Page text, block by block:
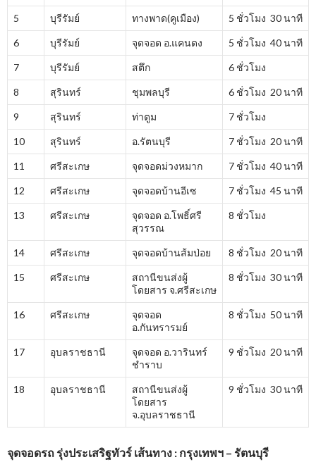
5 บุรีรัมย์ ทางพาด(คูเมือง) 5 ชั่วโมง 30 นาที
6 บุรีรัมย์ จุดจอด อ.แคนดง 5 ชั่วโมง 40 นาที
7 บุรีรัมย์ สตึก 6 ชั่วโมง
8 สุรินทร์ ชุมพลบุรี 6 ชั่วโมง 20 นาที
9 สุรินทร์ ท่าตูม 7 ชั่วโมง
10 สุรินทร์ อ.รัตนบุรี 7 ชั่วโมง 20 นาที
11 ศรีสะเกษ จุดจอดม่วงหมาก 7 ชั่วโมง 40 นาที
12 ศรีสะเกษ จุดจอดบ้านอีเซ 7 ชั่วโมง 45 นาที
13 ศรีสะเกษ
จุดจอด อ.โพธิ์ศรี
สุวรรณ
8 ชั่วโมง
14 ศรีสะเกษ จุดจอดบ้านส้มป่อย 8 ชั่วโมง 20 นาที
15 ศรีสะเกษ
สถานีขนส่งผู้
โดยสาร จ.ศรีสะเกษ
8 ชั่วโมง 30 นาที
16 ศรีสะเกษ
จุดจอด
อ.กันทรารมย์
8 ชั่วโมง 50 นาที
17 อุบลราชธานี
จุดจอด อ.วารินทร์
ชำราบ
9 ชั่วโมง 20 นาที
18 อุบลราชธานี
สถานีขนส่งผู้
โดยสาร
จ.อุบลราชธานี
9 ชั่วโมง 30 นาที
จุดจอดรถ รุ่งประเสริฐทัวร์ เส้นทาง : กรุงเทพฯ – รัตนบุรี